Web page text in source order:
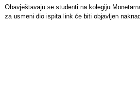
Obavještavaju se studenti na kolegiju
za usmeni dio ispita link će biti objavljen